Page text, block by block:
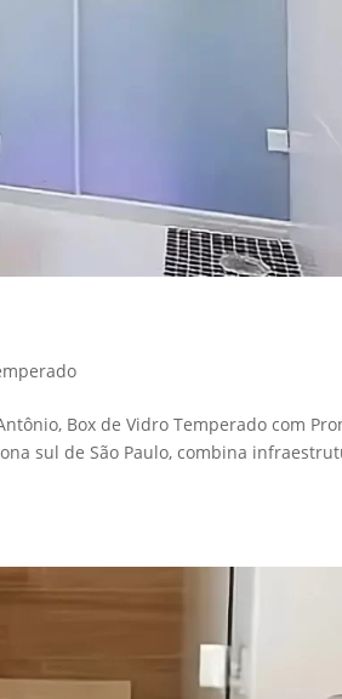
Box de Vidro Temperado com
sul de São Paulo, combina